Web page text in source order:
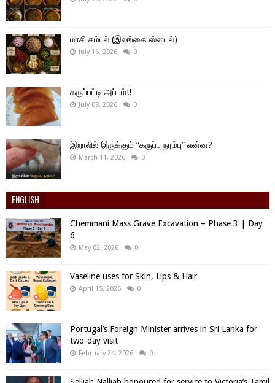
மாசி சம்பல் (இலங்கை ஸ்டைல்)
July 16, 2026 0
கருப்பட்டி அப்பம்!!
July 08, 2026 0
இறாலில் இருக்கும் “கருப்பு நரம்பு” என்ன?
March 11, 2026 0
ENGLISH
Chemmani Mass Grave Excavation – Phase 3 | Day
6
May 02, 2026 0
Vaseline uses for Skin, Lips & Hair
April 15, 2026 0
Portugal’s Foreign Minister arrives in Sri Lanka for
two-day visit
February 24, 2026 0